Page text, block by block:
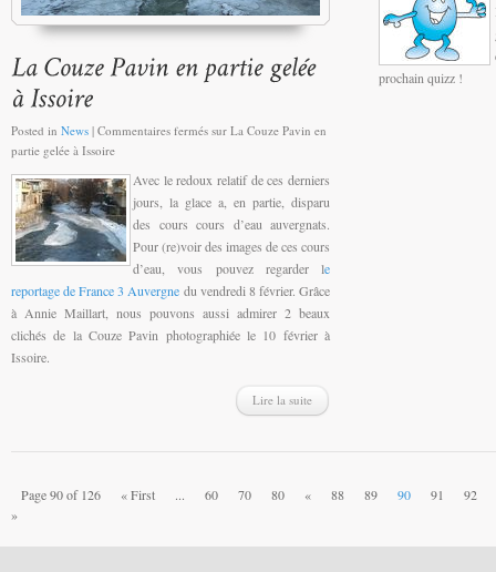
Posted in News | Commentaires fermés sur La Couze Pavin en
partie gelée à Issoire
Avec le redoux relatif de ces derniers
jours, la glace a, en partie, disparu
des cours cours d’eau auvergnats.
Pour (re)voir des images de ces cours
d’eau, vous pouvez regarder le
reportage de France 3 Auvergne du vendredi 8 février. Grâce
à Annie Maillart, nous pouvons aussi admirer 2 beaux
clichés de la Couze Pavin photographiée le 10 février à
Issoire.
Lire la suite
prochain quizz !
Page 90 of 126 « First ... 60 70 80 « 88 89 90 91
92
»